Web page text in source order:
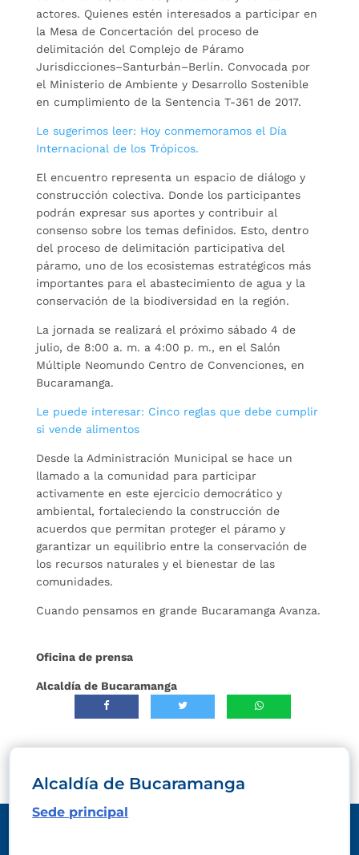
actores. Quienes estén interesados a participar en
la Mesa de Concertación del proceso de
delimitación del Complejo de Páramo
Jurisdicciones–Santurbán–Berlín. Convocada por
el Ministerio de Ambiente y Desarrollo Sostenible
en cumplimiento de la Sentencia T-361 de 2017.
Le sugerimos leer: Hoy conmemoramos el Día
Internacional de los Trópicos.
El encuentro representa un espacio de diálogo y
construcción colectiva. Donde los participantes
podrán expresar sus aportes y contribuir al
consenso sobre los temas definidos. Esto, dentro
del proceso de delimitación participativa del
páramo, uno de los ecosistemas estratégicos más
importantes para el abastecimiento de agua y la
conservación de la biodiversidad en la región.
La jornada se realizará el próximo sábado 4 de
julio, de 8:00 a. m. a 4:00 p. m., en el Salón
Múltiple Neomundo Centro de Convenciones, en
Bucaramanga.
Le puede interesar: Cinco reglas que debe cumplir
si vende alimentos
Desde la Administración Municipal se hace un
llamado a la comunidad para participar
activamente en este ejercicio democrático y
ambiental, fortaleciendo la construcción de
acuerdos que permitan proteger el páramo y
garantizar un equilibrio entre la conservación de
los recursos naturales y el bienestar de las
comunidades.
Cuando pensamos en grande Bucaramanga Avanza.
Oficina de prensa
Alcaldía de Bucaramanga
Alcaldía de Bucaramanga
Sede principal